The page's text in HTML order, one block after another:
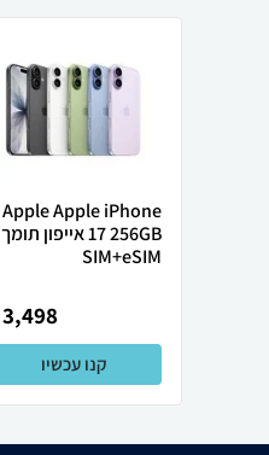
Apple Apple iPhone
17 256GB אייפון תומך
SIM+eSIM
3,498
קנו עכשיו